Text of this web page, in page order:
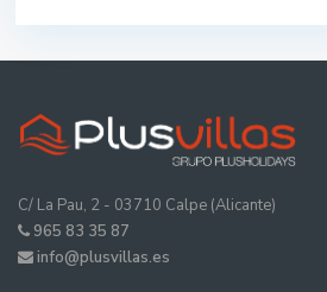
C/ La Pau, 2 - 03710 Calpe (Alicante)
965 83 35 87
info@plusvillas.es